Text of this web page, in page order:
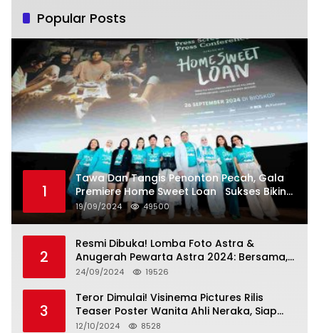
Popular Posts
1
Tawa Dan Tangis Penonton Pecah, Gala
Premiere Home Sweet Loan Sukses Bikin
Penonton Lihat Diri Sendiri di Layar
19/09/2024 49500
2
Resmi Dibuka! Lomba Foto Astra &
Anugerah Pewarta Astra 2024: Bersama,
Berkarya, Berkelanjutan
24/09/2024 19526
3
Teror Dimulai! Visinema Pictures Rilis
Teaser Poster Wanita Ahli Neraka, Siap
Tayang di Bioskop 14 November 2024
12/10/2024 8528